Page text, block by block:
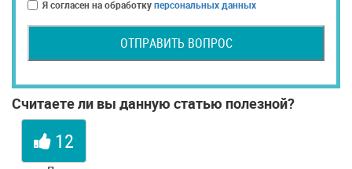
Я согласен на обработкуперсональных данных
ОТПРАВИТЬ ВОПРОС
Считаете ли вы данную статью полезной?
12